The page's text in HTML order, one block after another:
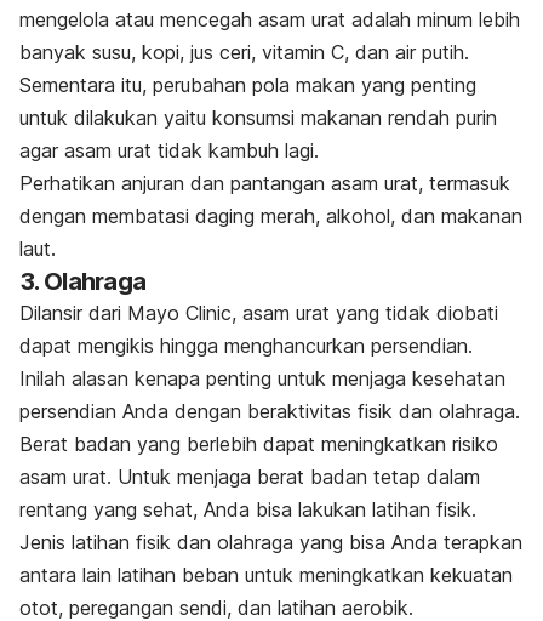
mengelola atau mencegah asam urat adalah minum lebih
banyak susu, kopi, jus ceri, vitamin C, dan air putih.
Sementara itu, perubahan pola makan yang penting
untuk dilakukan yaitu konsumsi makanan rendah purin
agar asam urat tidak kambuh lagi.
Perhatikan anjuran dan pantangan asam urat, termasuk
dengan membatasi daging merah, alkohol, dan makanan
laut.
3. Olahraga
Dilansir dari Mayo Clinic, asam urat yang tidak diobati
dapat mengikis hingga menghancurkan persendian.
Inilah alasan kenapa penting untuk menjaga kesehatan
persendian Anda dengan beraktivitas fisik dan olahraga.
Berat badan yang berlebih dapat meningkatkan risiko
asam urat. Untuk menjaga berat badan tetap dalam
rentang yang sehat, Anda bisa lakukan latihan fisik.
Jenis latihan fisik dan olahraga yang bisa Anda terapkan
antara lain latihan beban untuk meningkatkan kekuatan
otot, peregangan sendi, dan latihan aerobik.